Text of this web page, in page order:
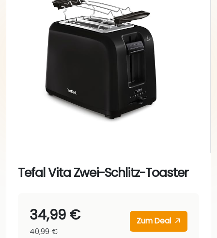
Tefal Vita Zwei-Schlitz-Toaster
34,99 €
40,99 €
Zum Deal